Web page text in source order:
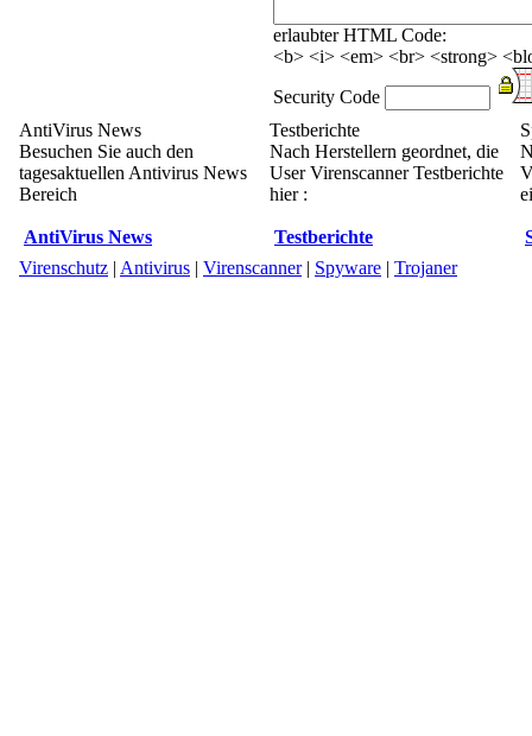
erlaubter HTML Code:
<b> <i> <em> <br> <strong>
Security Code
AntiVirus News
Besuchen Sie auch den
tagesaktuellen Antivirus News
Bereich
AntiVirus News
Testberichte
Nach Herstellern geordnet, die
User Virenscanner Testberichte
hier :
Testberichte
Virenschutz | Antivirus | Virenscanner| Spyware | Trojaner